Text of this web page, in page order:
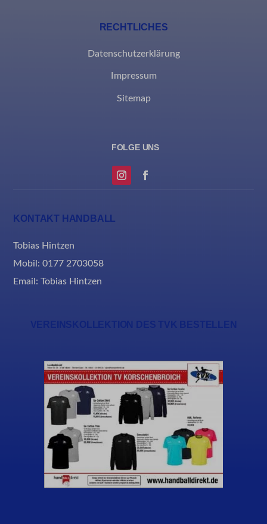
RECHTLICHES
Datenschutzerklärung
Impressum
Sitemap
KONTAKT HANDBALL
Tobias Hintzen
Mobil: 0177 2703058
Email: Tobias Hintzen
VEREINSKOLLEKTION DES TVK BESTELLEN